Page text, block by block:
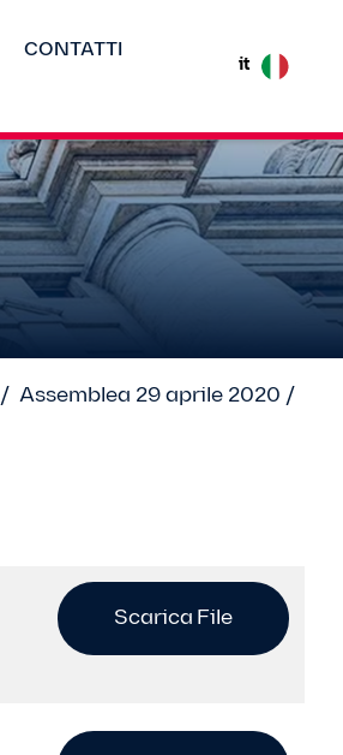
CONTATTI
it
/ Assemblea 29 aprile 2020 /
Scarica File